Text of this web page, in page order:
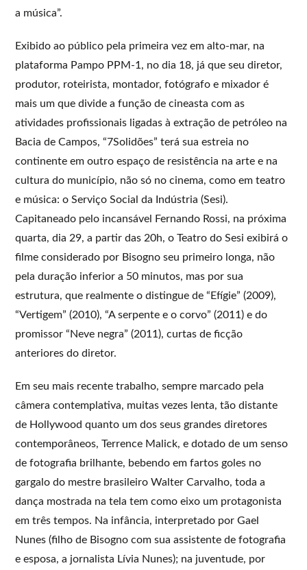
a música”.
Exibido ao público pela primeira vez em alto-mar, na
plataforma Pampo PPM-1, no dia 18, já que seu diretor,
produtor, roteirista, montador, fotógrafo e mixador é
mais um que divide a função de cineasta com as
atividades profissionais ligadas à extração de petróleo na
Bacia de Campos, “7Solidões” terá sua estreia no
continente em outro espaço de resistência na arte e na
cultura do município, não só no cinema, como em teatro
e música: o Serviço Social da Indústria (Sesi).
Capitaneado pelo incansável Fernando Rossi, na próxima
quarta, dia 29, a partir das 20h, o Teatro do Sesi exibirá o
filme considerado por Bisogno seu primeiro longa, não
pela duração inferior a 50 minutos, mas por sua
estrutura, que realmente o distingue de “Efígie” (2009),
“Vertigem” (2010), “A serpente e o corvo” (2011) e do
promissor “Neve negra” (2011), curtas de ficção
anteriores do diretor.
Em seu mais recente trabalho, sempre marcado pela
câmera contemplativa, muitas vezes lenta, tão distante
de Hollywood quanto um dos seus grandes diretores
contemporâneos, Terrence Malick, e dotado de um senso
de fotografia brilhante, bebendo em fartos goles no
gargalo do mestre brasileiro Walter Carvalho, toda a
dança mostrada na tela tem como eixo um protagonista
em três tempos. Na infância, interpretado por Gael
Nunes (filho de Bisogno com sua assistente de fotografia
e esposa, a jornalista Lívia Nunes); na juventude, por